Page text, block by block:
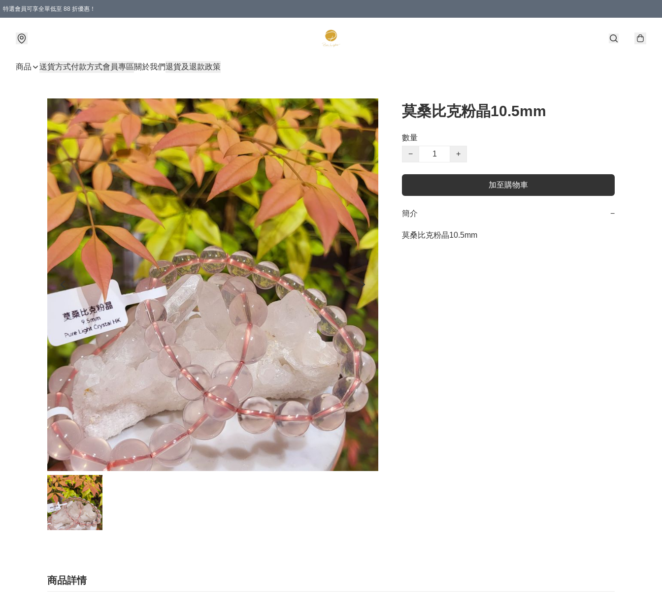
特選會員可享全單低至 88 折優惠！
商品 送貨方式付款方式會員專區關於我們退貨及退款政策
莫桑比克粉晶10.5mm
數量
−
+
加至購物車
簡介 −
莫桑比克粉晶10.5mm
商品詳情